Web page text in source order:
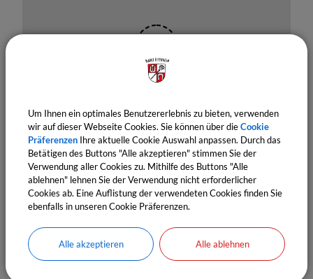
OpenStreetMap wird derzeit
nicht angezeigt
Bitte aktivieren Sie "OpenStreetMap" in Ihren
Cookie Einstellungen.
Cookies Anpassen
Um Ihnen ein optimales Benutzererlebnis zu bieten, verwenden
wir auf dieser Webseite Cookies. Sie können über dieCookie
Präferenzen Ihre aktuelle Cookie Auswahl anpassen. Durch das
Betätigen des Buttons "Alle akzeptieren" stimmen Sie der
Verwendung aller Cookies zu. Mithilfe des Buttons "Alle
ablehnen" lehnen Sie der Verwendung nicht erforderlicher
Cookies ab. Eine Auflistung der verwendeten Cookies finden Sie
ebenfalls in unseren Cookie Präferenzen.
Alle akzeptieren Alle ablehnen